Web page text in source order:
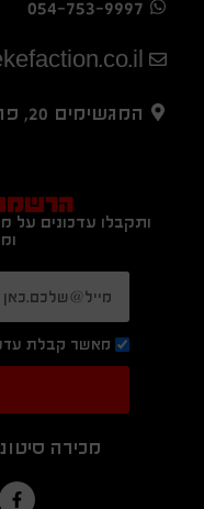
054-753-9997
המגשימים 20, פתח תקווה
הרשמו
ותקבלו עדכונים על
מאשר קבלת
מכירה